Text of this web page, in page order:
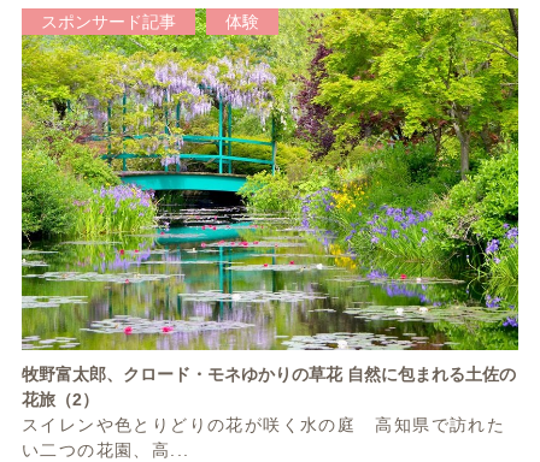
スポンサード記事 体験
牧野富太郎、クロード・モネゆかりの草花 自然に包まれる土佐の
花旅（2）
スイレンや色とりどりの花が咲く水の庭 高知県で訪れた
い二つの花園、高...